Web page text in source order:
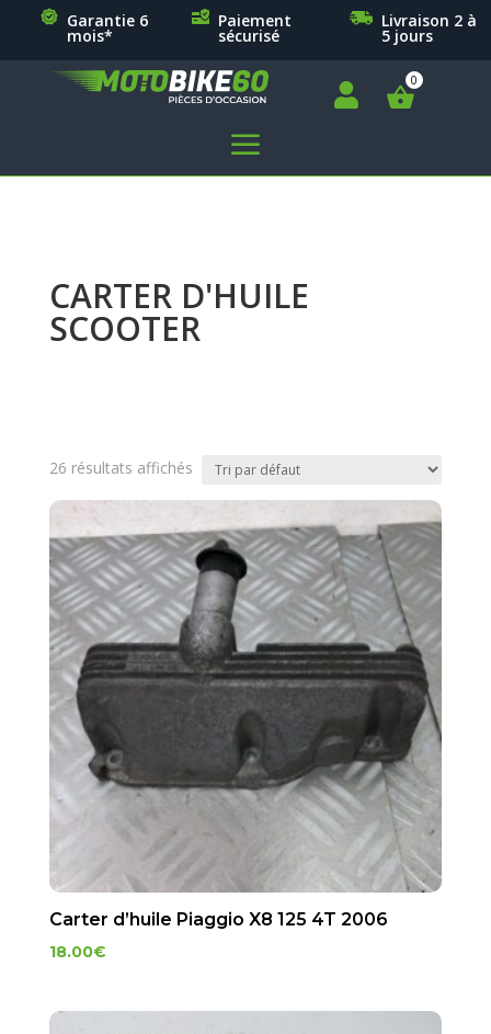
Garantie 6
mois*
Paiement
sécurisé
Livraison 2 à
5 jours

a
CARTER D'HUILE
SCOOTER
26 résultats affichés
Carter d’huile Piaggio X8 125 4T 2006
18.00€